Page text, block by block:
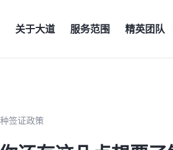
关于大道 服务范围 精英团队
签证政策